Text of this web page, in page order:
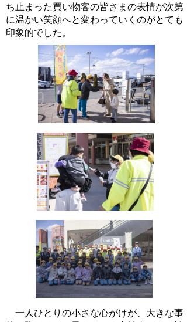
ち止まった買い物客の皆さまの表情が次第
に温かい笑顔へと変わっていくのがとても
印象的でした。
一人ひとりの小さな心がけが、大きな事